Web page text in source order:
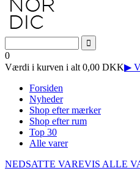
0
Værdi i kurven i alt 0,00 DKK▶
Forsiden
Nyheder
Shop efter mærker
Shop efter rum
Top 30
Alle varer
NEDSATTE VAREVIS ALLE